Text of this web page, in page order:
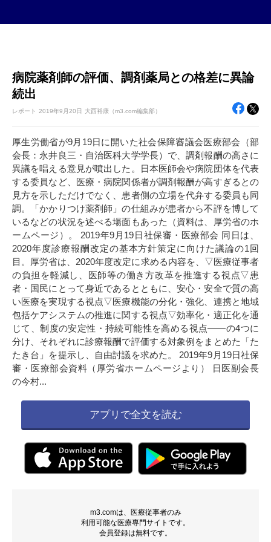
病院薬剤師の評価、調剤薬局との格差に異論
続出
レポート 2019年9月20日 大西裕康（m3.com編集部）
厚生労働省が9月19日に開いた社会保障審議会医療部会（部
会長：永井良三・自治医科大学学長）で、調剤報酬の高さに
異議を唱える意見が噴出した。日本医師会や病院団体を代表
する委員など、医療・病院関係者が調剤報酬が高すぎるとの
見方を示しただけでなく、患者側の立場を代弁する委員も同
調。「かかりつけ薬剤師」の仕組みが患者から不評を博して
いるなどの状況を述べる場面もあった（資料は、厚労省のホ
ームページ）。 2019年9月19日社保審・医療部会 同日は、
2020年度診療報酬改定の基本方針策定に向けた議論の1回
目。厚労省は、2020年度改定に求める内容を、▽医療従事者
の負担を軽減し、医師等の働き方改革を推進する視点▽患
者・国民にとって身近であるとともに、安心・安全で質の高
い医療を実現する視点▽医療機能の分化・強化、連携と地域
包括ケアシステムの推進に関する視点▽効率化・適正化を通
じて、制度の安定性・持続可能性を高める視点――の4つに
分け、それぞれに診療報酬で評価する対象例をまとめた「た
たき台」を提示し、自由討議を求めた。 2019年9月19日社保
審・医療部会資料（厚労省ホームページより） 日医副会長
の今村...
アプリで全文を読む
m3.comは、医療従事者のみ
利用可能な医療専門サイトです。
会員登録は無料です。